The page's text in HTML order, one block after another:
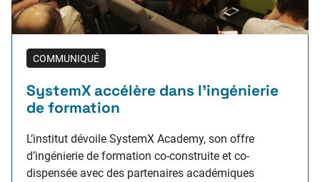
COMMUNIQUÉ
SystemX accélère dans l’ingénierie
de formation
L’institut dévoile SystemX Academy, son offre
d’ingénierie de formation co-construite et co-
dispensée avec des partenaires académiques